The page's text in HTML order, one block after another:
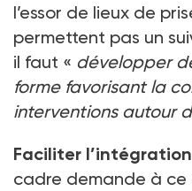
l’essor de lieux de
permettent pas un
il faut « développer
forme favorisant la
interventions autour
Faciliter
cadre demande à